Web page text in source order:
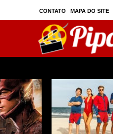
CONTATO MAPA DO SITE
PRIVAC./SEGURANÇA